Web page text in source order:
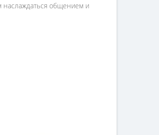
наслаждаться общением и